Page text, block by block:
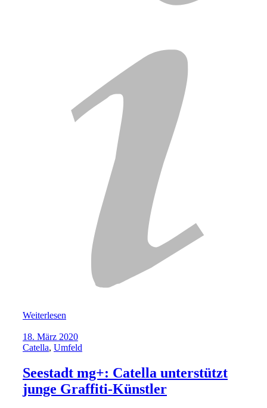
Weiterlesen
18. März 2020
Catella, Umfeld
Seestadt mg+: Catella unterstützt
junge Graffiti-Künstler